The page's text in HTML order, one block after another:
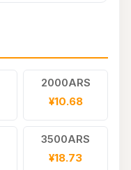
2000ARS
¥10.68
3500ARS
¥18.73